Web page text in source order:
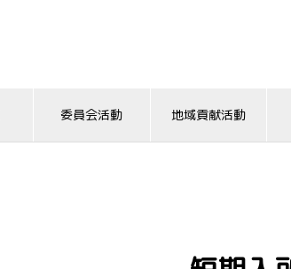
委員会活動 地域貢献活動